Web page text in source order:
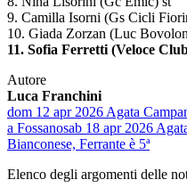
9. Camilla Isorni (Gs Cicli
10. Giada Zorzan (Luc
11. Sofia Ferretti (Veloce
Autore
Luca Franchini
dom 12 apr 2026 Agata
a Fossanosab 18 apr 2026
Bianconese, Ferrante è 5ª
Elenco degli argomenti delle